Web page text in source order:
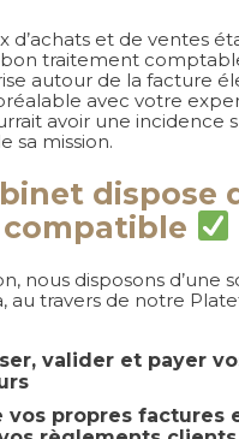
d’achats et de ventes
bon traitement
autour de la facture
avec votre
avoir une incidence
sa mission.
dispose
nous disposons d’une
au travers de notre
valider et payer
vos propres factures